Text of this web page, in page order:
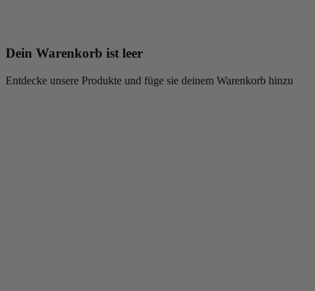
Dein Warenkorb ist leer
Entdecke unsere Produkte und füge sie deinem Warenkorb hinzu